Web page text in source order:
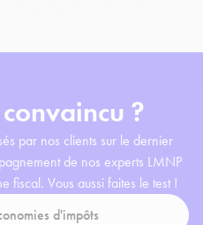
?
par nos clients sur le dernier
de nos experts LMNP
fiscal. Vous aussi faites le test !
d'impôts